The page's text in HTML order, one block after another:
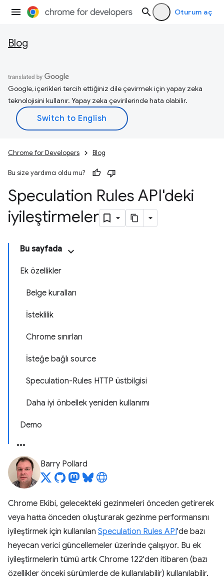
Oturum aç
Blog
Google, içerikleri tercih ettiğiniz dile çevirmek için yapay zeka
teknolojisini kullanır. Yapay zeka çevirilerinde hata olabilir.
Chrome for Developers Blog
Bu size yardımcı oldu mu?
Speculation Rules API'deki
iyileştirmeler
Bu sayfada
Ek özellikler
Belge kuralları
İsteklilik
Chrome sınırları
İsteğe bağlı source
Speculation-Rules HTTP üstbilgisi
Daha iyi önbellek yeniden kullanımı
Demo
Barry Pollard
Chrome Ekibi, gelecekteki gezinmeleri önceden getirerek
veya hatta önceden oluşturarak gezinme performansını
iyileştirmek için kullanılan Speculation Rules API'de bazı
heyecan verici güncellemeler üzerinde çalışıyor. Bu ek
iyileştirmelerin tümü artık Chrome 122'den itibaren (bazı
özellikler önceki sürümlerde de kullanılabilir) kullanılabilir.